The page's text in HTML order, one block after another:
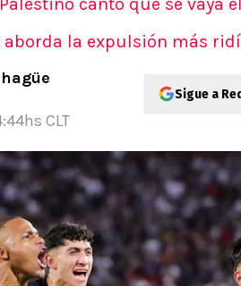
aborda la expulsión más
CLT
Sigue a